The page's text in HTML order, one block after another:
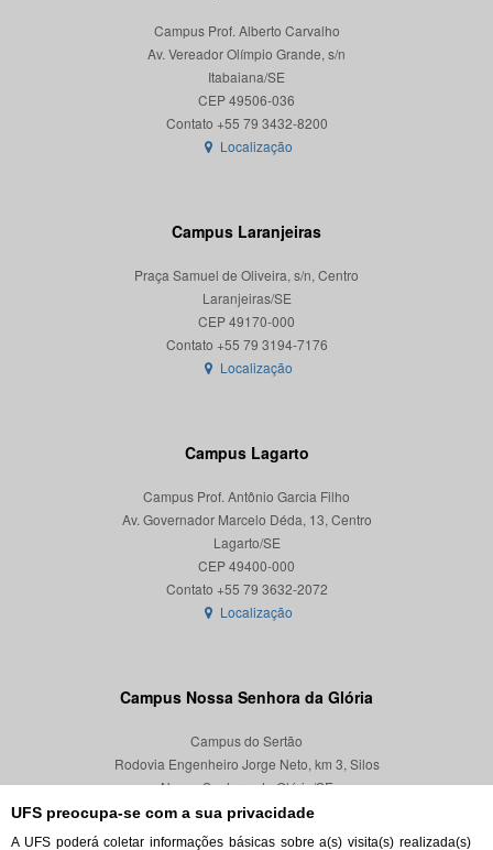
UFS preocupa-se com a sua privacidade
A UFS poderá coletar informações básicas sobre a(s) visita(s) realizada(s)
Campus Prof. Alberto Carvalho
Av. Vereador Olímpio Grande, s/n
Itabaiana/SE
CEP 49506-036
Localização
Campus Laranjeiras
Praça Samuel de Oliveira, s/n, Centro
Laranjeiras/SE
CEP 49170-000
Localização
Campus Lagarto
Campus Prof. Antônio Garcia Filho
Av. Governador Marcelo Déda, 13, Centro
Lagarto/SE
CEP 49400-000
Localização
Campus Nossa Senhora da Glória
Campus do Sertão
Rodovia Engenheiro Jorge Neto, km 3, Silos
Nossa Senhora da Glória/SE
CEP 49680-000